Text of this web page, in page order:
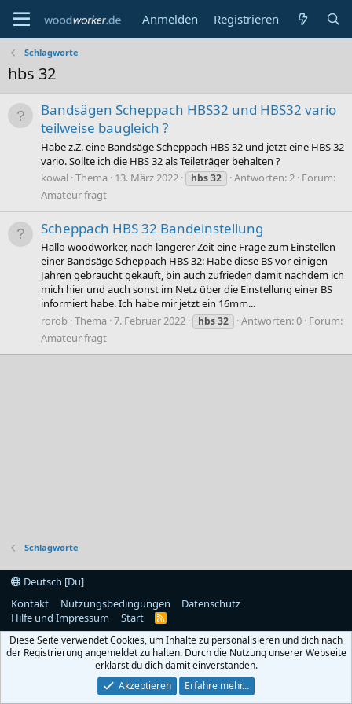
Anmelden Registrieren
Schlagworte
hbs 32
Bandsägen Scheppach HBS32 und HBS32 vario
teilweise baugleich ?
Habe z.Z. eine Bandsäge Scheppach HBS 32 und jetzt eine HBS 32
vario. Sollte ich die HBS 32 als Teileträger behalten ?
kowal Thema 13. März 2022 hbs32 Antworten: 2 Forum:
Amateur fragt
Scheppach HBS 32 Bandeinstellung
Hallo woodworker, nach längerer Zeit eine Frage zum Einstellen
einer Bandsäge Scheppach HBS 32: Habe diese BS vor einigen
Jahren gebraucht gekauft, bin auch zufrieden damit nachdem ich
mich hier und auch sonst im Netz über die Einstellung einer BS
informiert habe. Ich habe mir jetzt ein 16mm...
rorob Thema 7. Februar 2022 hbs32 Antworten: 0 Forum:
Amateur fragt
Schlagworte
Deutsch [Du]
Kontakt
Nutzungsbedingungen
Datenschutz
Hilfe und Impressum
Start
R
S
Diese Seite verwendet Cookies, um Inhalte zu personalisieren und dich nach
der Registrierung angemeldet zu halten. Durch die Nutzung unserer Webseite
erklärst du dich damit einverstanden.
Akzeptieren
Erfahre mehr…